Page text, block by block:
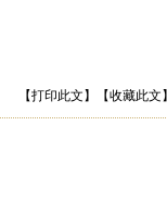
【打印此文 】【收藏此文